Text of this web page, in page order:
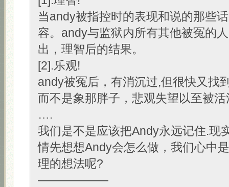
当andy被指控时的表现和说的那些
容。andy与监狱内所有其他被冤的
出，理智后的结果。
[2].乐观!
andy被冤后，有消沉过,但很快又找
而不是象那胖子，悲观失望以至被活
….
我们是不是应该把Andy永远记住.现
情先想想Andy会怎么做，我们心中
理的想法呢?
——————